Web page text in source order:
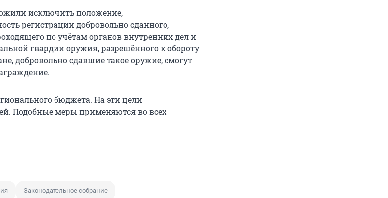
исключить положение,
регистрации добровольно сданного,
по учётам органов внутренних дел и
гвардии оружия, разрешённого к обороту
добровольно сдавшие такое оружие, смогут
бюджета. На эти цели
Подобные меры применяются во всех
Законодательное собрание